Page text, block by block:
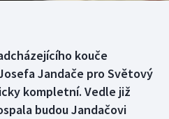
kouče
Jandače pro Světový
kompletní. Vedle již
budou Jandačovi